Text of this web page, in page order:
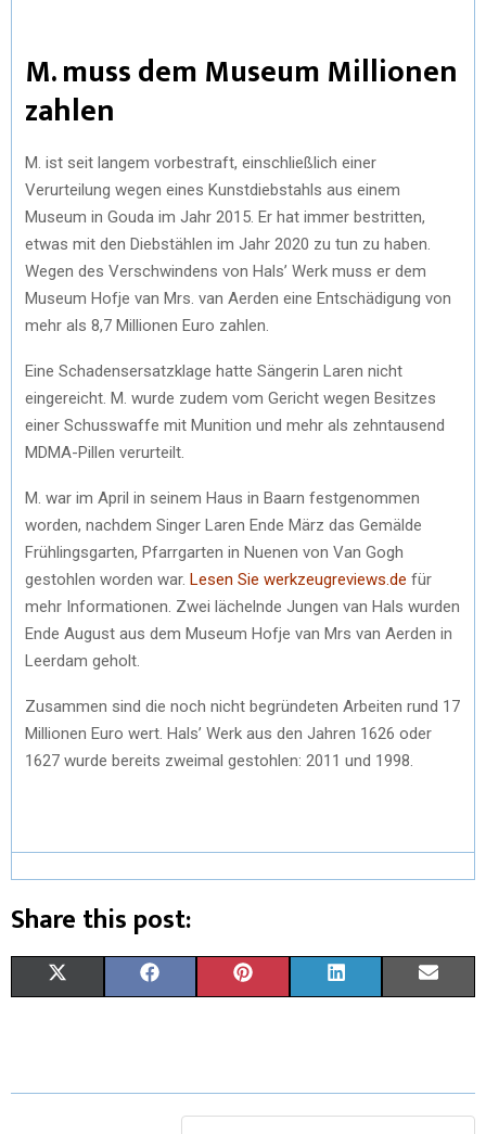
M. muss dem Museum Millionen
zahlen
M. ist seit langem vorbestraft, einschließlich einer
Verurteilung wegen eines Kunstdiebstahls aus einem
Museum in Gouda im Jahr 2015. Er hat immer bestritten,
etwas mit den Diebstählen im Jahr 2020 zu tun zu haben.
Wegen des Verschwindens von Hals’ Werk muss er dem
Museum Hofje van Mrs. van Aerden eine Entschädigung von
mehr als 8,7 Millionen Euro zahlen.
Eine Schadensersatzklage hatte Sängerin Laren nicht
eingereicht. M. wurde zudem vom Gericht wegen Besitzes
einer Schusswaffe mit Munition und mehr als zehntausend
MDMA-Pillen verurteilt.
M. war im April in seinem Haus in Baarn festgenommen
worden, nachdem Singer Laren Ende März das Gemälde
Frühlingsgarten, Pfarrgarten in Nuenen von Van Gogh
gestohlen worden war. Lesen Sie werkzeugreviews.de für
mehr Informationen. Zwei lächelnde Jungen van Hals wurden
Ende August aus dem Museum Hofje van Mrs van Aerden in
Leerdam geholt.
Zusammen sind die noch nicht begründeten Arbeiten rund 17
Millionen Euro wert. Hals’ Werk aus den Jahren 1626 oder
1627 wurde bereits zweimal gestohlen: 2011 und 1998.
Share this post:
W E T K I